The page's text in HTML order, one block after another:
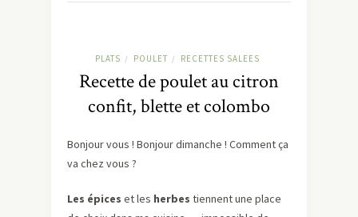
PLATS / POULET / RECETTES SALEES
Recette de poulet au citron
confit, blette et colombo
Bonjour vous ! Bonjour dimanche ! Comment ça
va chez vous ?
Les épices et les herbes tiennent une place